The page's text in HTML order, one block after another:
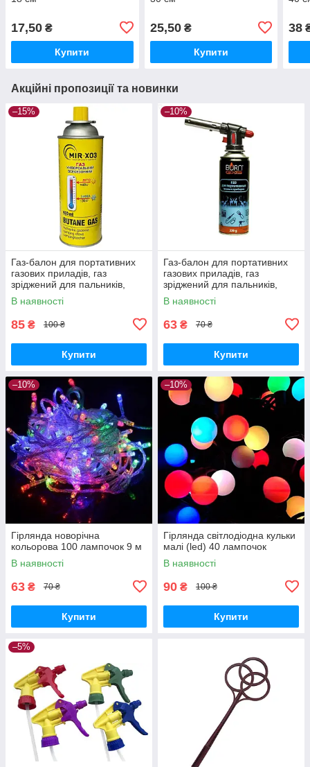
17,50 ₴
Купити
25,50₴
Купити
38
Акційні пропозиції та новинки
–15%
Газ-балон для портативних
газових приладів, газ
зріджений для пальників,
MIR-XOЗ 450 мл BUTAN
В наявності
85 ₴ 100 ₴
Купити
–10%
Газ-балон для портативних
газових приладів, газ
зріджений для пальників,
Burn Gas 220 мл
В наявності
63 ₴ 70 ₴
Купити
–10%
Гірлянда новорічна
кольорова 100 лампочок 9 м
В наявності
63 ₴ 70 ₴
Купити
–10%
Гірлянда світлодіодна кульки
малі (led) 40 лампочок
В наявності
90 ₴ 100 ₴
Купити
–5%